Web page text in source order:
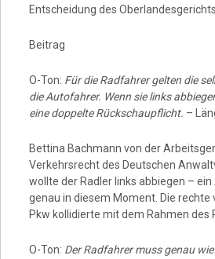
Entscheidung des
Beitrag
O-Ton: Für die Radfahrer gelten die
die Autofahrer. Wenn sie links
eine doppelte Rückschaupflicht. –
Bettina Bachmann von der
Verkehrsrecht des Deutschen
wollte der Radler links abbiegen –
genau in diesem Moment. Die rechte
Pkw kollidierte mit dem Rahmen des
O-Ton: Der Radfahrer muss genau